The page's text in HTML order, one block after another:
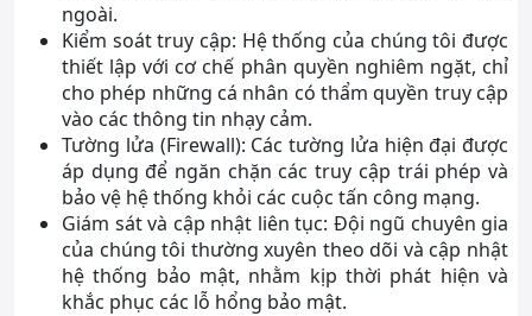
ngoài.
Kiểm soát truy cập: Hệ thống của chúng tôi được
thiết lập với cơ chế phân quyền nghiêm ngặt, chỉ
cho phép những cá nhân có thẩm quyền truy cập
vào các thông tin nhạy cảm.
Tường lửa (Firewall): Các tường lửa hiện đại được
áp dụng để ngăn chặn các truy cập trái phép và
bảo vệ hệ thống khỏi các cuộc tấn công mạng.
Giám sát và cập nhật liên tục: Đội ngũ chuyên gia
của chúng tôi thường xuyên theo dõi và cập nhật
hệ thống bảo mật, nhằm kịp thời phát hiện và
khắc phục các lỗ hổng bảo mật.